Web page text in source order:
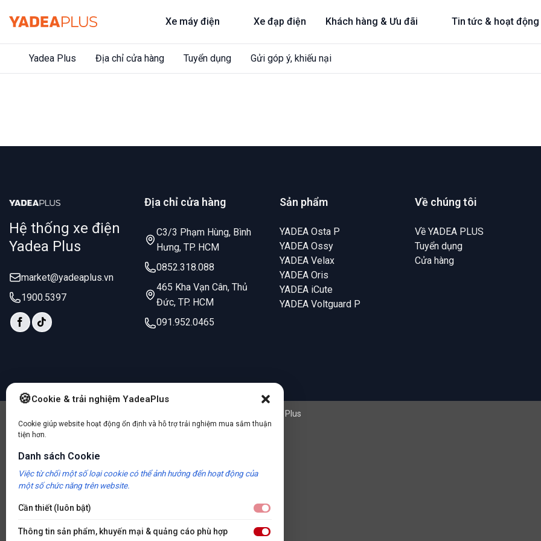
Cookie & trải nghiệm YadeaPlus
Cookie giúp website hoạt động ổn định và hỗ trợ trải nghiệm mua sắm thuận
tiện hơn.
Danh sách Cookie
Việc từ chối một số loại cookie có thể ảnh hưởng đến hoạt động của
một số chức năng trên website.
Cần thiết (luôn bật)
Thông tin sản phẩm, khuyến mại & quảng cáo phù hợp
qua
Xe máy điện Xe đạp điện Khách hàng & Ưu đãi Tin tức & hoạt động
Yadea Plus Địa chỉ cửa hàng Tuyển dụng Gửi góp ý, khiếu nại
Hệ thống xe điện
Yadea Plus
market@yadeaplus.vn
1900.5397
Địa chỉ cửa hàng
C3/3 Phạm Hùng, Bình
Hưng, TP. HCM
0852.318.088
465 Kha Vạn Cân, Thủ
Đức, TP. HCM
091.952.0465
Sản phẩm
YADEA Osta P
YADEA Ossy
YADEA Velax
YADEA Oris
YADEA iCute
YADEA Voltguard P
Về chúng tôi
Về YADEA PLUS
Tuyển dụng
Cửa hàng
Copyright 2026 © 2025 – Bản quyền thuộc về Hệ thống xe điện Yadea Plus